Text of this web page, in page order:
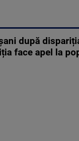
după
face apel la